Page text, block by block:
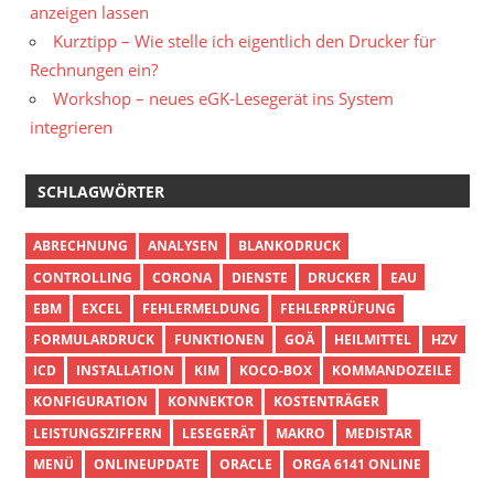
anzeigen lassen
Kurztipp – Wie stelle ich eigentlich den Drucker für
Rechnungen ein?
Workshop – neues eGK-Lesegerät ins System
integrieren
SCHLAGWÖRTER
ABRECHNUNG ANALYSEN
BLANKODRUCK
CONTROLLING
CORONA DIENSTE DRUCKER
EAU
EBM
EXCEL FEHLERMELDUNG
FEHLERPRÜFUNG
FORMULARDRUCK
FUNKTIONEN GOÄ HEILMITTEL
HZV
ICD
INSTALLATION KIM KOCO-BOX
KOMMANDOZEILE
KONFIGURATION
KONNEKTOR
KOSTENTRÄGER
LEISTUNGSZIFFERN
LESEGERÄT MAKRO
MEDISTAR
MENÜ
ONLINEUPDATE ORACLE
ORGA 6141 ONLINE